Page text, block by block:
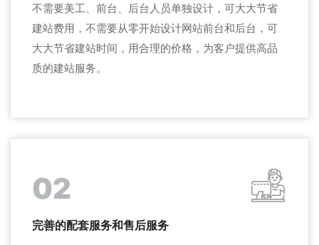
不需要美工、前台、后台人员单独设计，可大大节省
建站费用，不需要从零开始设计网站前台和后台，可
大大节省建站时间，用合理的价格，为客户提供高品
质的建站服务。
02
完善的配套服务和售后服务